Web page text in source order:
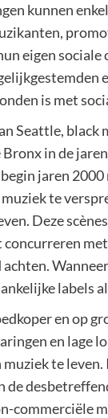
kunnen
eigen
is met
Seattle, black
in de jaren
jaren
te
Deze
labels
en op
en lage
muziek te
de
commerciële